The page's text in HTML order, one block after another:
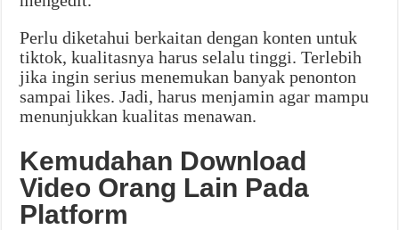
Perlu diketahui berkaitan dengan konten untuk
tiktok, kualitasnya harus selalu tinggi. Terlebih
jika ingin serius menemukan banyak penonton
sampai likes. Jadi, harus menjamin agar mampu
menunjukkan kualitas menawan.
Kemudahan Download
Video Orang Lain Pada
Platform